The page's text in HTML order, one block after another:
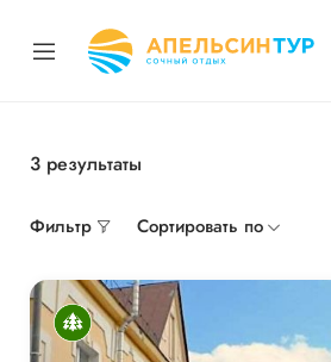
3 результаты
Фильтр Сортировать по